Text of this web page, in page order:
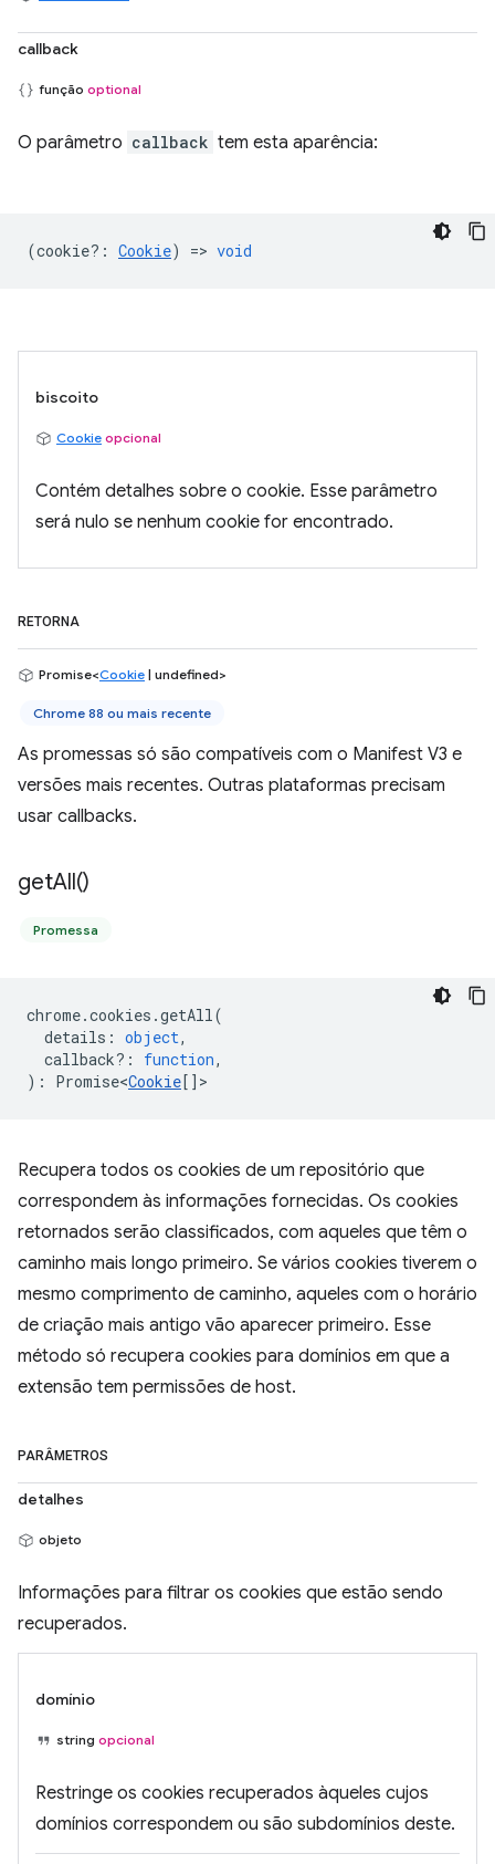
callback
função optional
O parâmetro callback tem esta aparência:
(cookie? : Cookie) => void
biscoito
Cookie opcional
Contém detalhes sobre o cookie. Esse parâmetro
será nulo se nenhum cookie for encontrado.
RETORNA
Promise<Cookie | undefined>
Chrome 88 ou mais recente
As promessas só são compatíveis com o Manifest V3 e
versões mais recentes. Outras plataformas precisam
usar callbacks.
getAll()
Promessa
chrome.cookies .getAll(
details : object,
callback? : function,
) : Promise<Cookie[] >
Recupera todos os cookies de um repositório que
correspondem às informações fornecidas. Os cookies
retornados serão classificados, com aqueles que têm o
caminho mais longo primeiro. Se vários cookies tiverem o
mesmo comprimento de caminho, aqueles com o horário
de criação mais antigo vão aparecer primeiro. Esse
método só recupera cookies para domínios em que a
extensão tem permissões de host.
PARÂMETROS
detalhes
objeto
Informações para filtrar os cookies que estão sendo
recuperados.
domínio
string opcional
Restringe os cookies recuperados àqueles cujos
domínios correspondem ou são subdomínios deste.